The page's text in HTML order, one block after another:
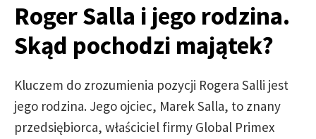
Roger Salla i jego rodzina.
Skąd pochodzi majątek?
Kluczem do zrozumienia pozycji Rogera Salli jest
jego rodzina. Jego ojciec, Marek Salla, to znany
przedsiębiorca, właściciel firmy Global Primex